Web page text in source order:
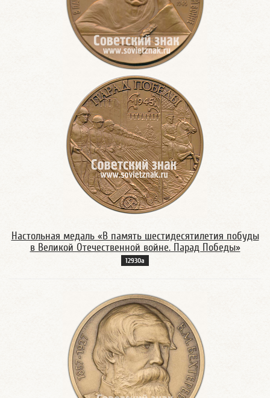
Настольная медаль «В память шестидесятилетия побуды
в Великой Отечественной войне. Парад Победы»
12930а